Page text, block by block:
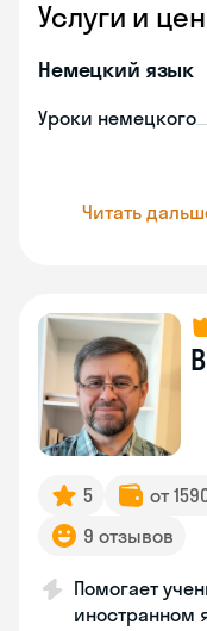
Услуги и
Немецкий язык
Уроки немецкого
Читать
5 от
9 отзывов
Помогает
иностранном